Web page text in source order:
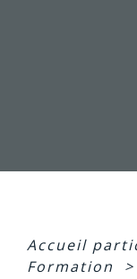
Accueil
Formation
>